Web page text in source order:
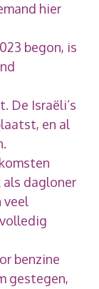
hier
begon, is
De Israëli’s
en al
als dagloner
veel
benzine
gestegen,